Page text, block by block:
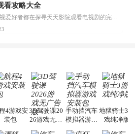
看攻略大全
不少影视爱好者都在探寻天天影院观看电视剧的完整方法，结合最新平台使用规则，本篇新手入门攻略全面讲解观看渠道、检索流程、播放设置以及画面模式调整等实用内容。全文适配手机、电脑等主流设备，步骤简洁易懂，无论是初次使用的新手，还是想要优化观影体验的用户，都能参照内容快速上手，熟练掌握平台各项操作技巧，轻松畅享影视内容。...
4游戏安
装包
3D驾驶课20
26游戏无广
手动挡汽车
模拟器游戏
地狱骑士3游
戏纯净版